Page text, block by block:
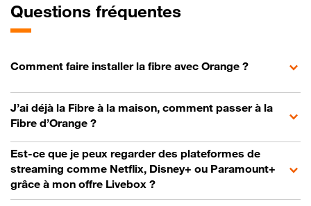
Questions fréquentes
Comment faire installer la fibre avec Orange ?
J’ai déjà la Fibre à la maison, comment passer à la
Fibre d’Orange ?
Est-ce que je peux regarder des plateformes de
streaming comme Netflix, Disney+ ou Paramount+
grâce à mon offre Livebox ?